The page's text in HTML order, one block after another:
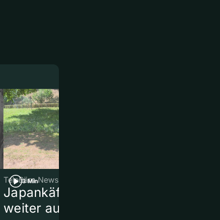
3 Min
TeleBärn News
Japankäfer breitet sich
weiter aus